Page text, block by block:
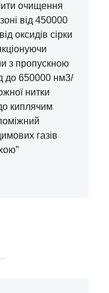
очищення
від 450000
оксидів сірки
з пропускною
до 650000 нм3/
нитки
киплячим
газів